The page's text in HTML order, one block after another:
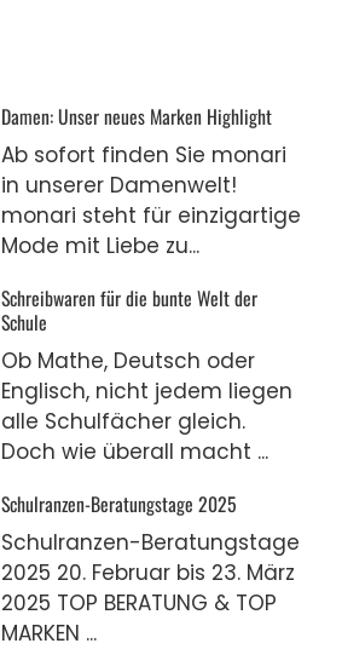
Damen: Unser neues Marken Highlight
Ab sofort finden Sie monari
in unserer Damenwelt!
monari steht für einzigartige
Mode mit Liebe zu...
Schreibwaren für die bunte Welt der
Schule
Ob Mathe, Deutsch oder
Englisch, nicht jedem liegen
alle Schulfächer gleich.
Doch wie überall macht ...
Schulranzen-Beratungstage 2025
Schulranzen-Beratungstage
2025 20. Februar bis 23. März
2025 TOP BERATUNG & TOP
MARKEN ...